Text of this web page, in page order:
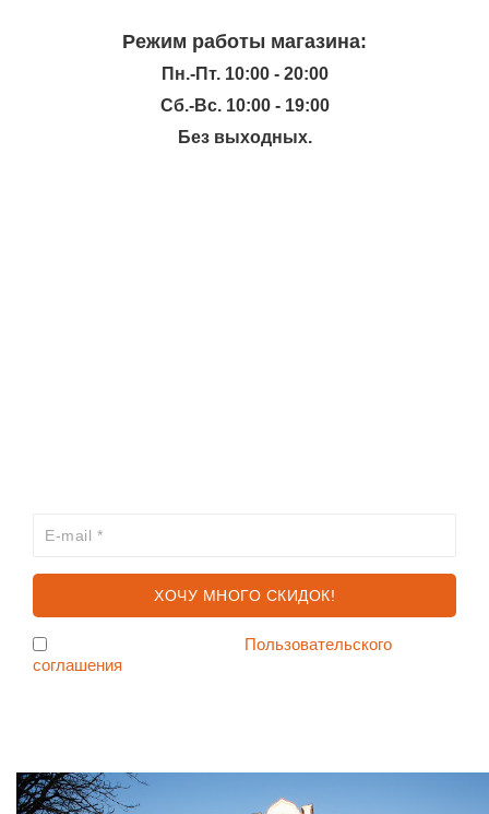
Режим работы магазина:
Пн.-Пт. 10:00 - 20:00
Сб.-Вс. 10:00 - 19:00
Без выходных.
Пользовательского
соглашения